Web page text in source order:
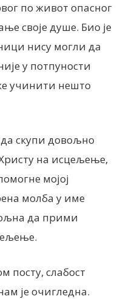
по живот опасног
своје душе. Био је
нису могли да
у потпуности
учинити нешто
да скупи довољно
на исцељење,
мојој
молба у име
да прими
посту, слабост
је очигледна.